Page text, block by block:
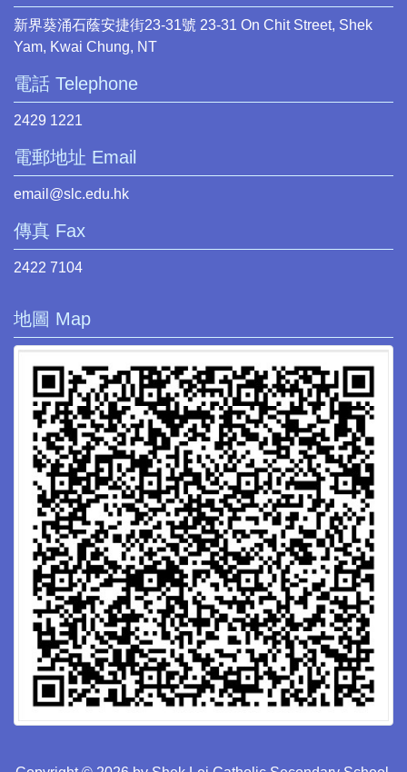
新界葵涌石蔭安捷街23-31號 23-31 On Chit Street, Shek
Yam, Kwai Chung, NT
電話 Telephone
2429 1221
電郵地址 Email
email@slc.edu.hk
傳真 Fax
2422 7104
地圖 Map